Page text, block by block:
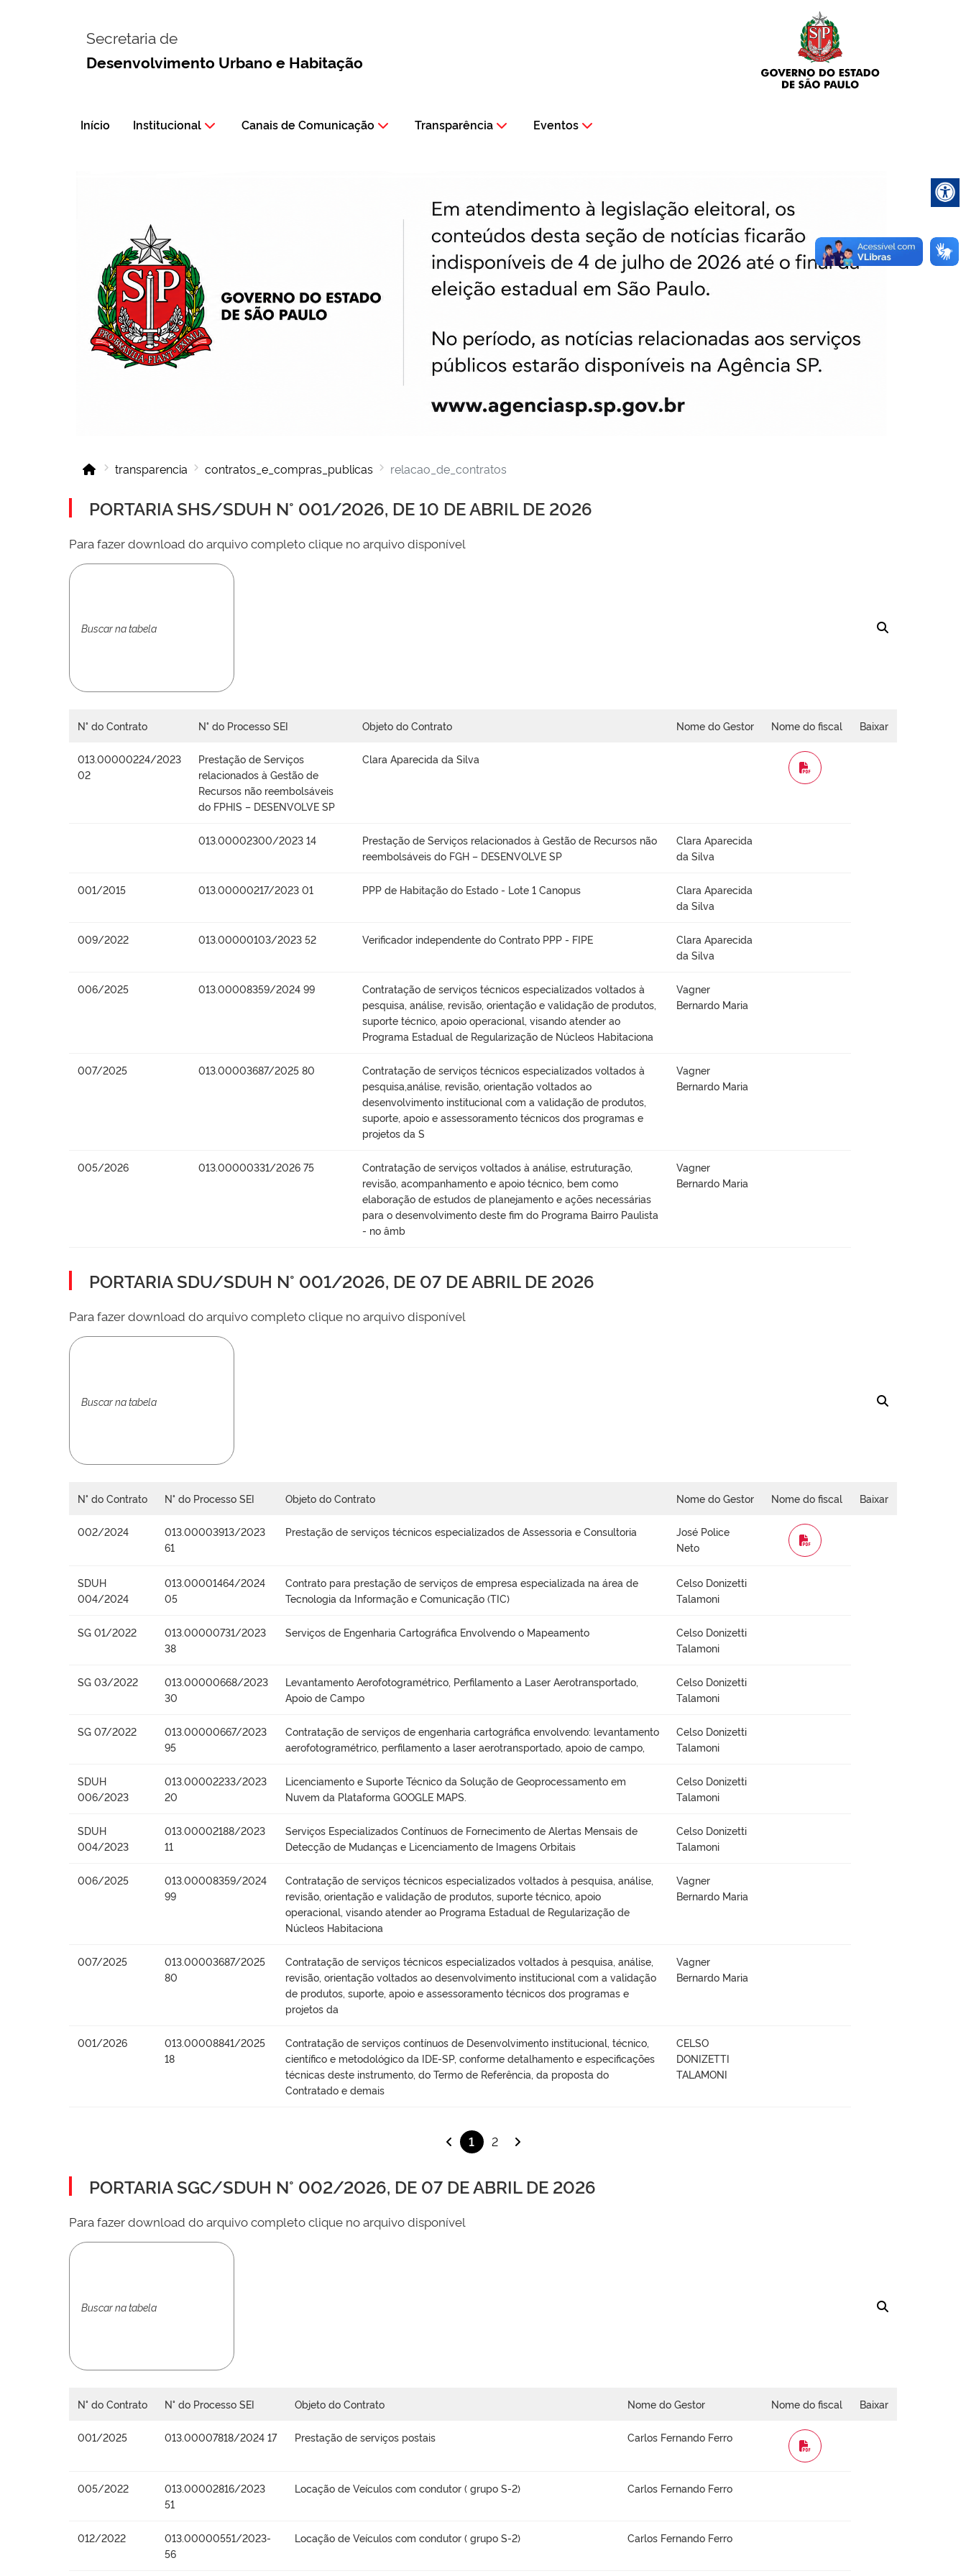
Secretaria de
Desenvolvimento Urbano e Habitação
Início Institucional Canais de Comunicação Transparência Eventos
transparencia contratos_e_compras_publicas relacao_de_contratos
PORTARIA SHS/SDUH N° 001/2026, DE 10 DE ABRIL DE 2026
Para fazer download do arquivo completo clique no arquivo disponível
N° do Contrato N° do Processo SEI Objeto do Contrato Nome do Gestor Nome do fiscal Baixar
013.00000224/2023
02
Prestação de Serviços
relacionados à Gestão de
Recursos não reembolsáveis
do FPHIS – DESENVOLVE SP
Clara Aparecida da Silva
WORD
013.00002300/2023 14
Prestação de Serviços relacionados à Gestão de Recursos não
reembolsáveis do FGH – DESENVOLVE SP
Clara Aparecida
da Silva
001/2015 013.00000217/2023 01 PPP de Habitação do Estado - Lote 1 Canopus
Clara Aparecida
da Silva
009/2022 013.00000103/2023 52 Verificador independente do Contrato PPP - FIPE
Clara Aparecida
da Silva
006/2025 013.00008359/2024 99
Contratação de serviços técnicos especializados voltados à
pesquisa, análise, revisão, orientação e validação de produtos,
suporte técnico, apoio operacional, visando atender ao
Programa Estadual de Regularização de Núcleos Habitaciona
Vagner
Bernardo Maria
007/2025 013.00003687/2025 80
Contratação de serviços técnicos especializados voltados à
pesquisa,análise, revisão, orientação voltados ao
desenvolvimento institucional com a validação de produtos,
suporte, apoio e assessoramento técnicos dos programas e
projetos da S
Vagner
Bernardo Maria
005/2026 013.00000331/2026 75
Contratação de serviços voltados à análise, estruturação,
revisão, acompanhamento e apoio técnico, bem como
elaboração de estudos de planejamento e ações necessárias
para o desenvolvimento deste fim do Programa Bairro Paulista
- no âmb
Vagner
Bernardo Maria
PORTARIA SDU/SDUH N° 001/2026, DE 07 DE ABRIL DE 2026
Para fazer download do arquivo completo clique no arquivo disponível
N° do Contrato N° do Processo SEI Objeto do Contrato Nome do Gestor Nome do fiscal Baixar
002/2024
013.00003913/2023
61
Prestação de serviços técnicos especializados de Assessoria e Consultoria
José Police
Neto
WORD
SDUH
004/2024
013.00001464/2024
05
Contrato para prestação de serviços de empresa especializada na área de
Tecnologia da Informação e Comunicação (TIC)
Celso Donizetti
Talamoni
SG 01/2022
013.00000731/2023
38
Serviços de Engenharia Cartográfica Envolvendo o Mapeamento
Celso Donizetti
Talamoni
SG 03/2022
013.00000668/2023
30
Levantamento Aerofotogramétrico, Perfilamento a Laser Aerotransportado,
Apoio de Campo
Celso Donizetti
Talamoni
SG 07/2022
013.00000667/2023
95
Contratação de serviços de engenharia cartográfica envolvendo: levantamento
aerofotogramétrico, perfilamento a laser aerotransportado, apoio de campo,
Celso Donizetti
Talamoni
SDUH
006/2023
013.00002233/2023
20
Licenciamento e Suporte Técnico da Solução de Geoprocessamento em
Nuvem da Plataforma GOOGLE MAPS.
Celso Donizetti
Talamoni
SDUH
004/2023
013.00002188/2023
11
Serviços Especializados Contínuos de Fornecimento de Alertas Mensais de
Detecção de Mudanças e Licenciamento de Imagens Orbitais
Celso Donizetti
Talamoni
006/2025
013.00008359/2024
99
Contratação de serviços técnicos especializados voltados à pesquisa, análise,
revisão, orientação e validação de produtos, suporte técnico, apoio
operacional, visando atender ao Programa Estadual de Regularização de
Núcleos Habitaciona
Vagner
Bernardo Maria
007/2025
013.00003687/2025
80
Contratação de serviços técnicos especializados voltados à pesquisa, análise,
revisão, orientação voltados ao desenvolvimento institucional com a validação
de produtos, suporte, apoio e assessoramento técnicos dos programas e
projetos da
Vagner
Bernardo Maria
001/2026
013.00008841/2025
18
Contratação de serviços contínuos de Desenvolvimento institucional, técnico,
científico e metodológico da IDE-SP, conforme detalhamento e especificações
técnicas deste instrumento, do Termo de Referência, da proposta do
Contratado e demais
CELSO
DONIZETTI
TALAMONI
1 2
PORTARIA SGC/SDUH N° 002/2026, DE 07 DE ABRIL DE 2026
Para fazer download do arquivo completo clique no arquivo disponível
N° do Contrato N° do Processo SEI Objeto do Contrato Nome do Gestor Nome do fiscal Baixar
001/2025 013.00007818/2024 17 Prestação de serviços postais Carlos Fernando Ferro
WORD
005/2022
013.00002816/2023
51
Locação de Veículos com condutor ( grupo S-2) Carlos Fernando Ferro
012/2022
013.00000551/2023-
56
Locação de Veículos com condutor ( grupo S-2) Carlos Fernando Ferro